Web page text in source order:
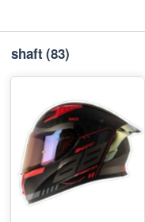
shaft (83)